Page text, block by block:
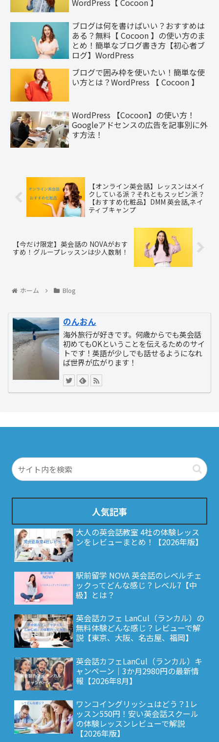
WordPress【 Cocoon 】
ブログは何を書けばいい？おすすめは
ある？無料【 Cocoon 】の使い方のま
とめ！簡単なブログ書き方【初心者ブ
ログ】WordPress
ブログで囲み枠を使いたい！簡単な使
い方とは？WordPress 【 Cocoon 】
WordPress 【Cocoon】の使い方！
Googleアドセンスの広告を記事別に外
す方法！
【オンライン英会話】レッスンはメイ
クしている派？それともスッピン派？
【おすすめ化粧品】DMM 英会話,ネイ
ティブキャンプ
【今だけ限定】英会話の NOVAがおす
すめ！グループレッスンは少人数制！
ホーム Blog
のんおん
海外旅行が好きです。何歳からでも英会話
初めてもOKということを伝えるためのサイ
トです！英語が少しでも話せるようになれ
ば世界が広がります！
人気記事
大人の英会話教室 4社の体験レッス
ンをレビューまとめ！【2026年版】
駅前留学 NOVA 英会話のレベルチェ
ックってどんな感じ？レベル7【中
級】とは？
英会話カフェ LanCul（ランカル）の
無料体験どんな感じ？レビューで解
説【東京、大阪、名古屋、福岡】
英会話カフェLanCul（ランカル）キ
ャンペーン｜3か月2980円の最新情
報【2026年8月】
ワンコイングリッシュはどう？1レ
ッスン550円！安い英会話スクール
の体験レッスンレビューで解説
【2026年版】